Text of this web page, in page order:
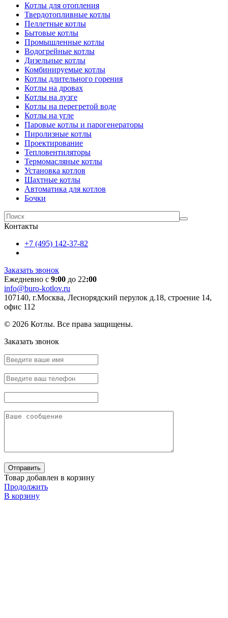
Котлы для отопления
Твердотопливные котлы
Пеллетные котлы
Бытовые котлы
Промышленные котлы
Водогрейные котлы
Дизельные котлы
Комбинируемые котлы
Котлы длительного горения
Котлы на дровах
Котлы на лузге
Котлы на перегретой воде
Котлы на угле
Паровые котлы и парогенераторы
Пиролизные котлы
Проектирование
Тепловентиляторы
Термомасляные котлы
Установка котлов
Шахтные котлы
Автоматика для котлов
Бочки
Контакты
+7 (495) 142-37-82
Заказать звонок
Ежедневно с 9:00 до 22:00
info@buro-kotlov.ru
107140, г.Москва, Леснорядский перулок д.18, строение 14,
офис 112
© 2026 Котлы. Все права защищены.
Заказать звонок
Товар добавлен в корзину
Продолжить
В корзину